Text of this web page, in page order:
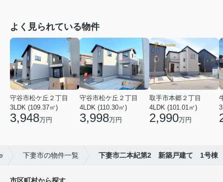
よく見られている物件
守谷市松ケ丘２丁目
3LDK (109.37㎡)
3,948万円
守谷市松ケ丘２丁目
4LDK (110.30㎡)
3,998万円
取手市本郷２丁目
4LDK (101.01㎡)
2,990万円
下妻市の物件一覧 下妻市二本紀第2 新築戸建て 1号棟